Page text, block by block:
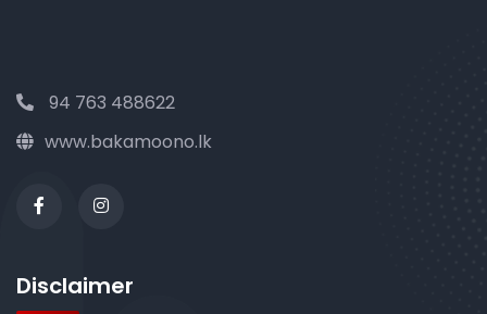
94 763 488622
www.bakamoono.lk
Disclaimer